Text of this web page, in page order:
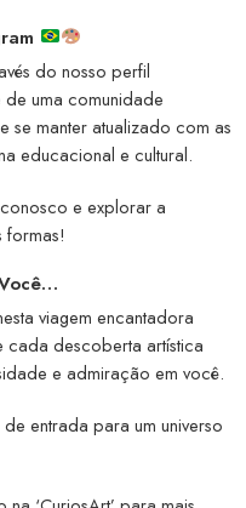
do nosso perfil
de uma comunidade
manter atualizado com as
educacional e cultural.
e explorar a
formas!
viagem encantadora
cada descoberta artística
e admiração em você.
entrada para um universo